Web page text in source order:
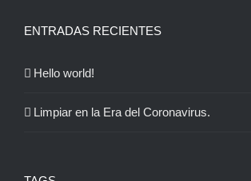
ENTRADAS RECIENTES
Hello world!
Limpiar en la Era del Coronavirus.